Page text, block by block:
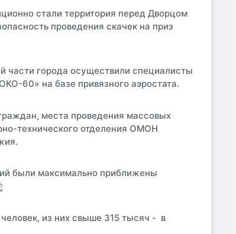
стали территория перед Дворцом
проведения скачек на приз
части города осуществили специалисты
60» на базе привязного аэростата.
места проведения массовых
технического отделения ОМОН
были максимально приближены
из них свыше 315 тысяч - в